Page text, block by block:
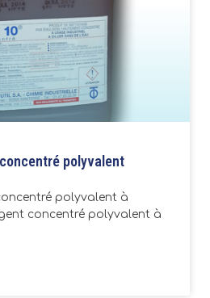
polyvalent
polyvalent à
concentré polyvalent à